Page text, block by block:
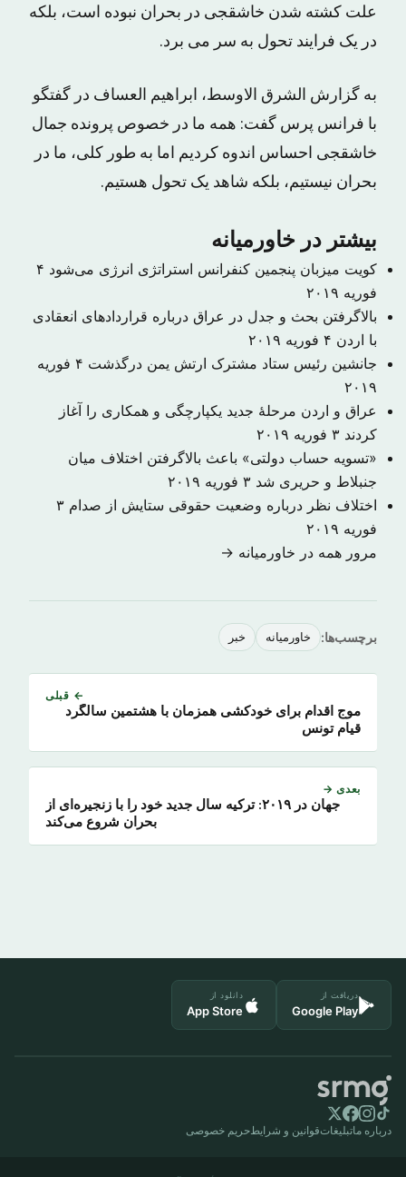
علت کشته شدن خاشقجی در بحران نبوده است، بلکه
در یک فرایند تحول به سر می برد.
به گزارش الشرق الاوسط، ابراهیم العساف در گفتگو
با فرانس پرس گفت: همه ما در خصوص پرونده جمال
خاشقجی احساس اندوه کردیم اما به طور کلی، ما در
بحران نیستیم، بلکه شاهد یک تحول هستیم.
بیشتر در خاورمیانه
کویت میزبان پنجمین کنفرانس استراتژی انرژی می‌شود ۴
فوریه ۲۰۱۹
بالاگرفتن بحث و جدل در عراق درباره قراردادهای انعقادی
با اردن ۴ فوریه ۲۰۱۹
جانشین رئیس ستاد مشترک ارتش یمن درگذشت
۴ فوریه
۲۰۱۹
عراق و اردن مرحلهٔ جدید یکپارچگی و همکاری را آغاز
کردند ۳ فوریه ۲۰۱۹
«تسویه حساب دولتی» باعث بالاگرفتن اختلاف میان
جنبلاط و حریری شد ۳ فوریه ۲۰۱۹
اختلاف نظر درباره وضعیت حقوقی ستایش از صدام ۳
فوریه ۲۰۱۹
مرور همه در خاورمیانه →
برچسب‌ها: خاورمیانه خبر
← قبلی
موج اقدام برای خودکشی همزمان با هشتمین سالگرد
قیام تونس
بعدی →
جهان در ۲۰۱۹: ترکیه سال جدید خود را با زنجیره‌ای از
بحران شروع می‌کند
دریافت از
Google Play
دانلود از
App Store
درباره ماتبلیغاتقوانین و شرایطحریم خصوصی